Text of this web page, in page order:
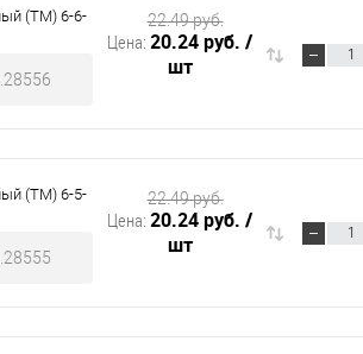
(ТМ) 6-6-
Цена: 20.24 руб. /
шт
22.49 руб.
(ТМ) 6-5-
Цена: 20.24 руб. /
шт
22.49 руб.